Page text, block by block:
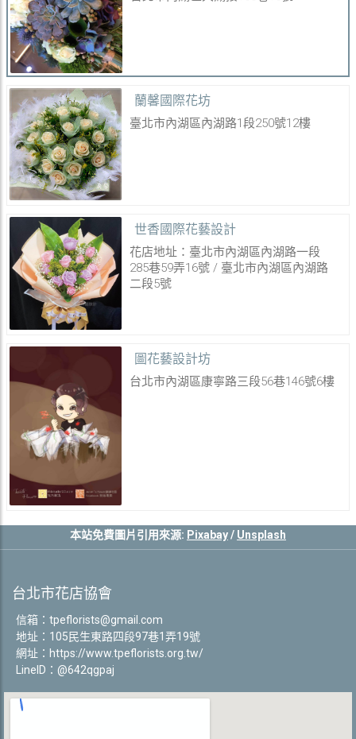
蘭馨國際花坊
臺北市內湖區內湖路1段250號12樓
世香國際花藝設計
花店地址：臺北市內湖區內湖路一段
285巷59弄16號 / 臺北市內湖區內湖路
二段5號
圖花藝設計坊
台北市內湖區康寧路三段56巷146號6樓
本站免費圖片引用來源: Pixabay/ Unsplash
台北市花店協會
信箱： tpeflorists@gmail.com
地址：105民生東路四段97巷1弄19號
網址： https://www.tpeflorists.org.tw/
LineID：@642qgpaj